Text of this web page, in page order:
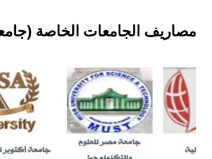
مصاريف الجامعات الخاصة